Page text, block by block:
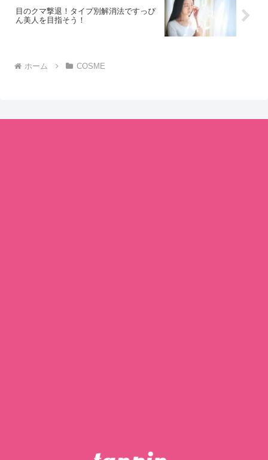
目のクマ撃退！タイプ別解消法ですっぴ
ん美人を目指そう！
ホーム COSME